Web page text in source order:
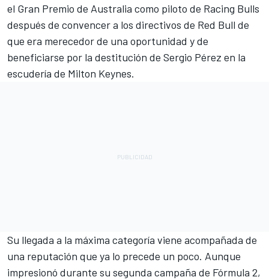
el Gran Premio de Australia como piloto de Racing Bulls
después de convencer a los directivos de Red Bull de
que era merecedor de una oportunidad y de
beneficiarse por la destitución de Sergio Pérez en la
escudería de Milton Keynes.
Su llegada a la máxima categoría viene acompañada de
una reputación que ya lo precede un poco. Aunque
impresionó durante su segunda campaña de Fórmula 2,